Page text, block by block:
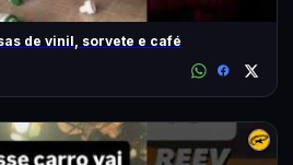
de vinil, sorvete e café